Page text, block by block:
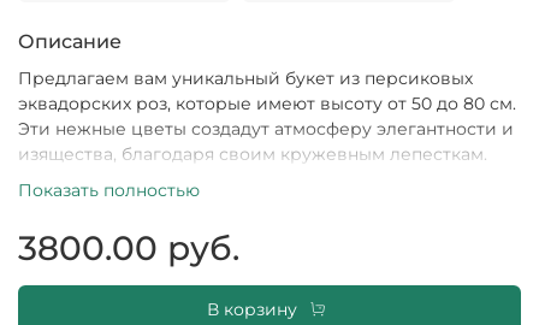
Описание
Предлагаем вам уникальный букет из персиковых
эквадорских роз, которые имеют высоту от 50 до 80 см.
Эти нежные цветы создадут атмосферу элегантности и
изящества, благодаря своим кружевным лепесткам.
Каждый цветок происходит из эквадорских плантаций,
природе. Букет будет прекрасным символом вашей
заботы и принесет радость в сердце получателя!
Показать полностью
3800.00 руб.
В корзину